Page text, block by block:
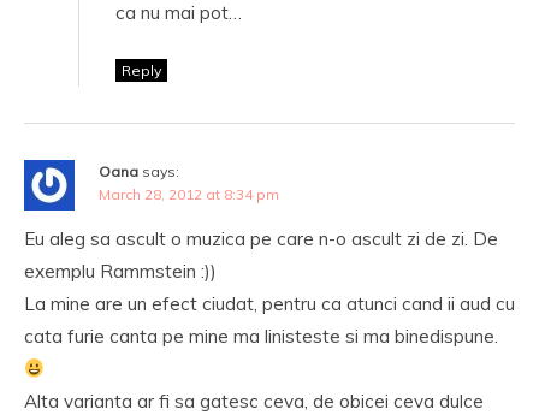
ca nu mai pot…
Reply
Oana says:
March 28, 2012 at 8:34 pm
Eu aleg sa ascult o muzica pe care n-o ascult zi de zi. De
exemplu Rammstein :))
La mine are un efect ciudat, pentru ca atunci cand ii aud cu
cata furie canta pe mine ma linisteste si ma binedispune.
Alta varianta ar fi sa gatesc ceva, de obicei ceva dulce